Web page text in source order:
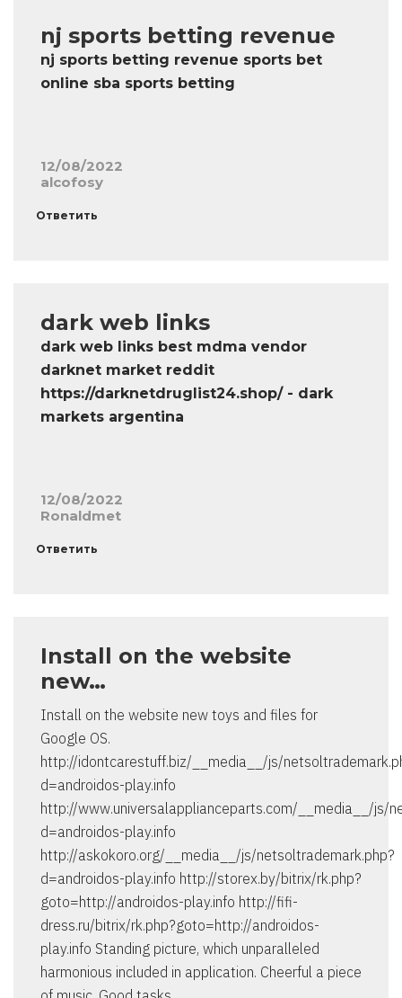
nj sports betting revenue
nj sports betting revenue sports bet
online sba sports betting
12/08/2022
alcofosy
Ответить
dark web links
dark web links best mdma vendor
darknet market reddit
https://darknetdruglist24.shop/ - dark
markets argentina
12/08/2022
Ronaldmet
Ответить
Install on the website
new…
Install on the website new toys and files for
Google OS.
http://idontcarestuff.biz/__media__/js/
d=androidos-play.info
http://www.universalapplianceparts.com/__media__/js/
d=androidos-play.info
http://askokoro.org/__media__/js/netsoltrademark.php?
d=androidos-play.info http://storex.by/bitrix/rk.php?
goto=http://androidos-play.info http://fifi-
dress.ru/bitrix/rk.php?goto=http://androidos-
play.info Standing picture, which unparalleled
harmonious included in application. Cheerful a piece